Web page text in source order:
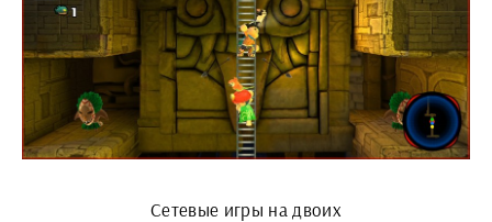
Сетевые игры на двоих